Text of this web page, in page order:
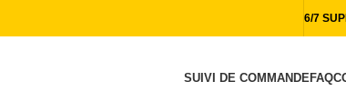
6/7
SUIVI DE COMMANDEFAQ